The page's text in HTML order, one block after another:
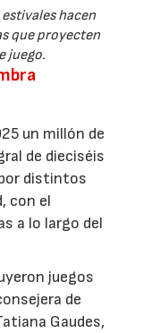
hacen
que proyecten
juego.
un millón de
de dieciséis
distintos
con el
a lo largo del
juegos
de
Gaudes,